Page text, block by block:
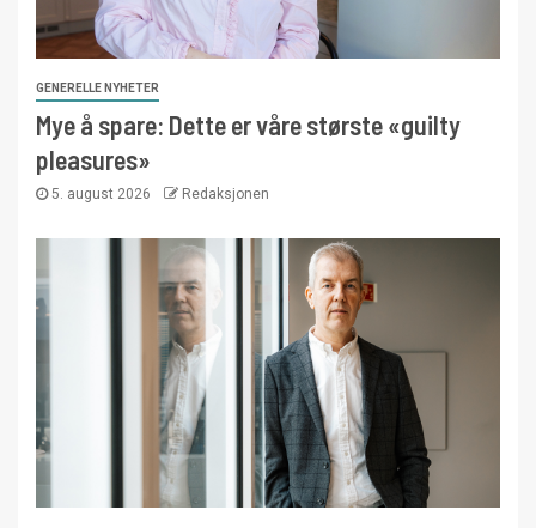
GENERELLE NYHETER
Mye å spare: Dette er våre største «guilty
pleasures»
5. august 2026 Redaksjonen